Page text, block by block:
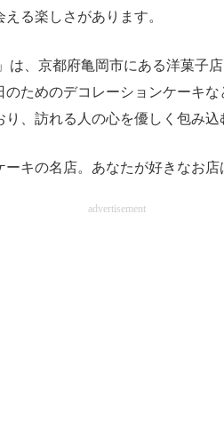
る楽しさがあります。
」は、京都府亀岡市にある洋菓子
ためのデコレーションケーキ
、訪れる人の心を優しく包み込
キの名店。あなたが好きなお店
advertisement